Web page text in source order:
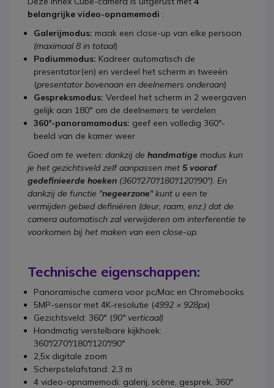
belangrijke video-opnamemodi :
Galerijmodus: maak een close-up van elke persoon
(maximaal 8 in totaal)
Podiummodus: Kadreer automatisch de
presentator(en) en verdeel het scherm in tweeën
(presentator bovenaan en deelnemers onderaan)
Gespreksmodus: Verdeel het scherm in 2 weergaven
gelijk aan 180° om de deelnemers te verdelen
360°-panoramamodus: geef een volledig 360°-
beeld van de kamer weer
Goed om te weten: dankzij de handmatige modus kun
je het gezichtsveld zelf aanpassen met 5 vooraf
gedefinieerde hoeken (360°/270°/180°/120°/90°). En
dankzij de functie "negeerzone" kunt u een te
vermijden gebied definiëren (deur, raam, enz.) dat de
camera automatisch zal verwijderen om interferentie te
voorkomen bij het maken van een close-up.
Technische eigenschappen:
Panoramische camera voor pc/Mac en Chromebooks
5MP-sensor met 4K-resolutie (4992 × 928px)
Gezichtsveld: 360° (90° verticaal)
Handmatig verstelbare kijkhoek:
360°/270°/180°/120°/90°
2,5x digitale zoom
Scherpstelafstand: 2,3 m
4 video-opnamemodi: galerij, scène, gesprek, 360°